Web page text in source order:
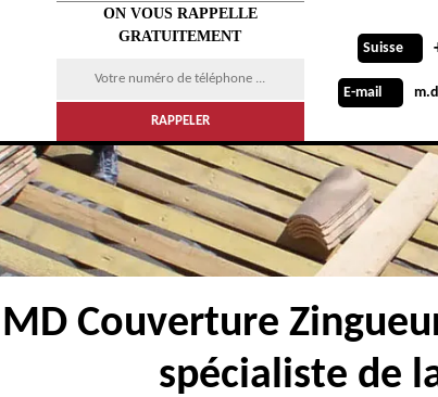
ON VOUS RAPPELLE
GRATUITEMENT
Suisse
E-mail
MD Couverture
spécialiste de